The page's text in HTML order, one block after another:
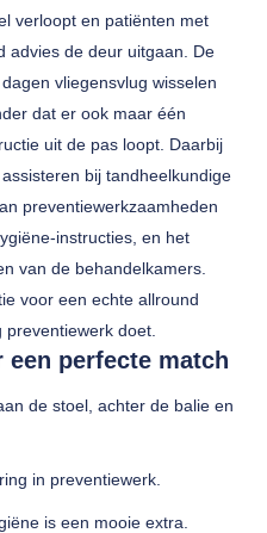
verloopt en patiënten met
advies de deur uitgaan. De
vliegensvlug wisselen
dat er ook maar één
uit de pas loopt. Daarbij
bij tandheelkundige
preventiewerkzaamheden
instructies, en het
van de behandelkamers.
voor een echte allround
doet.
een perfecte match
de stoel, achter de balie en
in preventiewerk.
is een mooie extra.